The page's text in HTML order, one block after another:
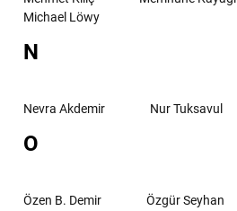
Michael Löwy
N
Nevra Akdemir Nur Tuksavul
O
Özen B. Demir
Özgür Seyhan